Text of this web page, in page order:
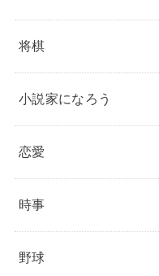
将棋
小説家になろう
恋愛
時事
野球